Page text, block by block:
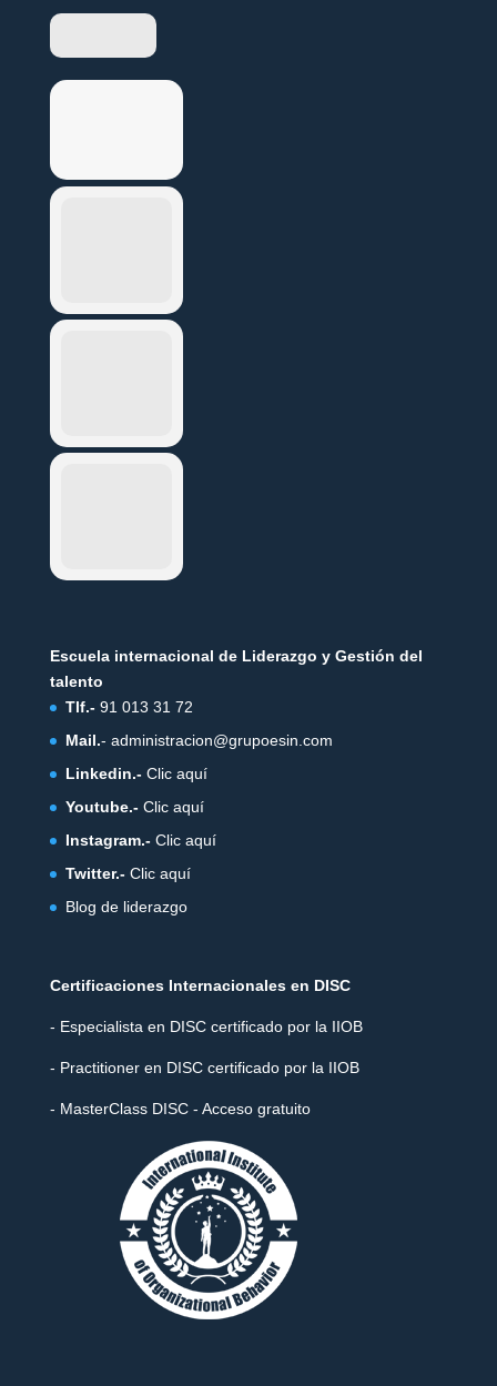
Escuela internacional de Liderazgo y Gestión del
talento
Tlf.-91 013 31 72
Mail.- administracion@grupoesin.com
Linkedin.- Clic aquí
Youtube.- Clic aquí
Instagram.- Clic aquí
Twitter.- Clic aquí
Blog de liderazgo
Certificaciones Internacionales en DISC
- Especialista en DISC certificado por la IIOB
- Practitioner en DISC certificado por la IIOB
- MasterClass DISC - Acceso gratuito